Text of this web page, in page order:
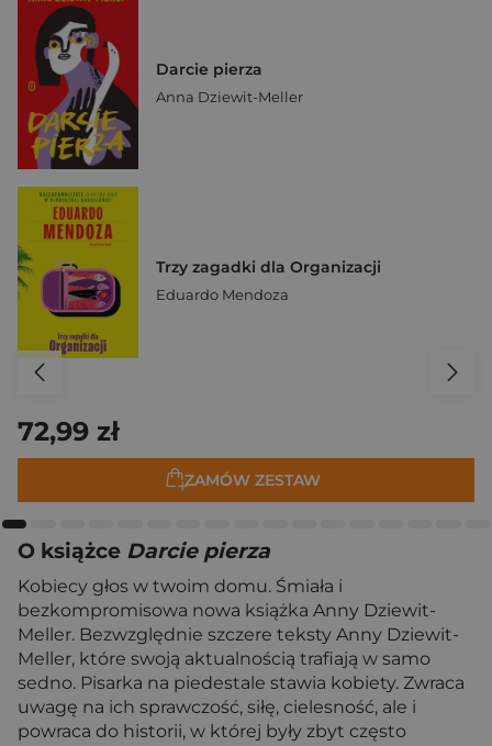
Darcie pierza
Anna Dziewit-Meller
Trzy zagadki dla Organizacji
Eduardo Mendoza
72,99 zł
ZAMÓW ZESTAW
O książce Darcie pierza
Kobiecy głos w twoim domu. Śmiała i
bezkompromisowa nowa książka Anny Dziewit-
Meller. Bezwzględnie szczere teksty Anny Dziewit-
Meller, które swoją aktualnością trafiają w samo
sedno. Pisarka na piedestale stawia kobiety. Zwraca
uwagę na ich sprawczość, siłę, cielesność, ale i
powraca do historii, w której były zbyt często